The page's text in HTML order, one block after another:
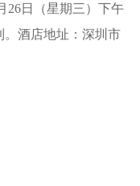
26日（星期三）下午
。酒店地址：深圳市